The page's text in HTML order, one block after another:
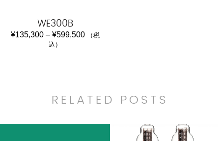
WE300B
¥135,300– ¥599,500
（税
込）
RELATED POSTS